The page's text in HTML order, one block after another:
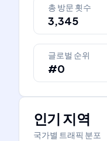
총 방문 횟수
3,345
글로벌 순위
#0
인기 지역
국가별 트래픽 분포